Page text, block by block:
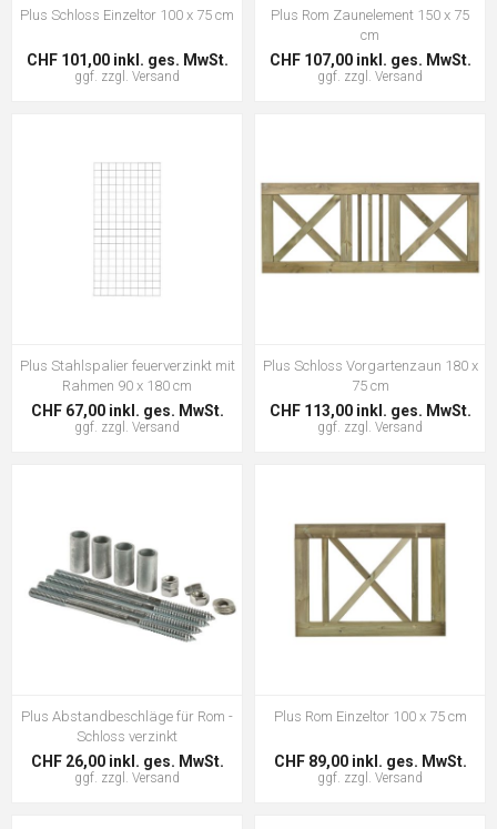
Plus Schloss Einzeltor 100 x 75 cm
CHF 101,00 inkl. ges. MwSt.
ggf. zzgl. Versand
Plus Rom Zaunelement 150 x 75
cm
CHF 107,00 inkl. ges. MwSt.
ggf. zzgl. Versand
Plus Stahlspalier feuerverzinkt mit
Rahmen 90 x 180 cm
CHF 67,00 inkl. ges. MwSt.
ggf. zzgl. Versand
Plus Schloss Vorgartenzaun 180 x
75 cm
CHF 113,00 inkl. ges. MwSt.
ggf. zzgl. Versand
Plus Abstandbeschläge für Rom -
Schloss verzinkt
CHF 26,00 inkl. ges. MwSt.
ggf. zzgl. Versand
Plus Rom Einzeltor 100 x 75 cm
CHF 89,00 inkl. ges. MwSt.
ggf. zzgl. Versand